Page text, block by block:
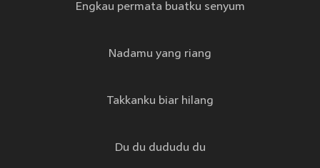
Engkau permata buatku senyum
Nadamu yang riang
Takkanku biar hilang
Du du dududu du